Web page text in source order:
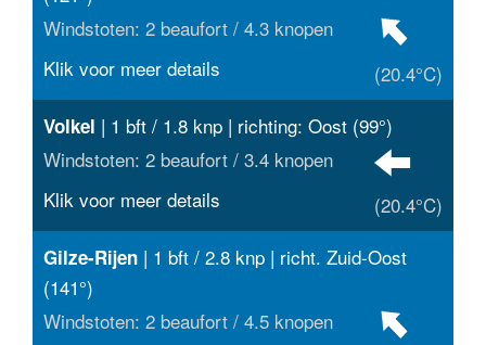
Windstoten: 2 beaufort / 4.3 knopen
(20.4°C)
Klik voor meer details
Volkel | 1 bft / 1.8 knp | richting: Oost (99°)
Windstoten: 2 beaufort / 3.4 knopen
(20.4°C)
Klik voor meer details
Gilze-Rijen | 1 bft / 2.8 knp | richt. Zuid-Oost
(141°)
Windstoten: 2 beaufort / 4.5 knopen